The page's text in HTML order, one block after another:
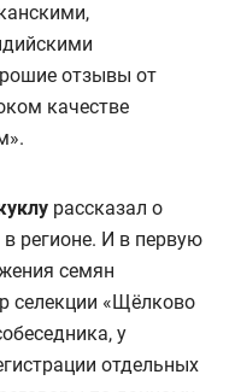
отзывы от
качестве
рассказал о
регионе. И в первую
семян
селекции «Щёлково
у
отдельных